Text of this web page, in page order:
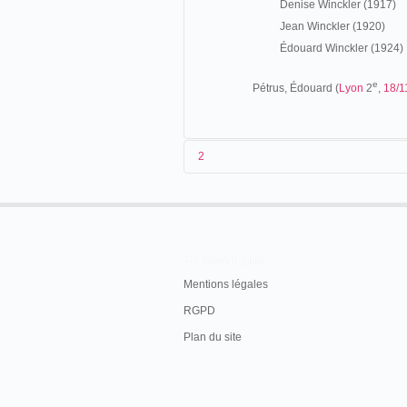
Denise Winckler (1917)
Jean Winckler (1920)
Édouard Winckler (1924)
Pétrus, Édouard (Lyon 2e, 18/
2
femme, quant à leur fils, âgé d'un an,
recensement suivant
(1851), les
Mentions légales
RGPD
Plan du site